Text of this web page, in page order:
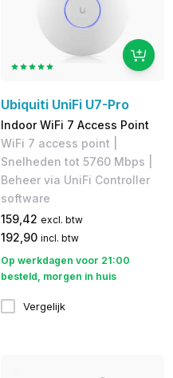
Ubiquiti UniFi U7-Pro
Indoor WiFi 7 Access Point
WiFi 7 access point |
Snelheden tot 5760 Mbps |
Beheer via UniFi Controller
software
159,42 excl. btw
192,90 incl. btw
Op werkdagen voor 21:00
besteld, morgen in huis
Vergelijk